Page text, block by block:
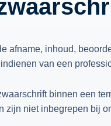
afname, inhoud,
van een
binnen een
zijn niet inbegrepen bij